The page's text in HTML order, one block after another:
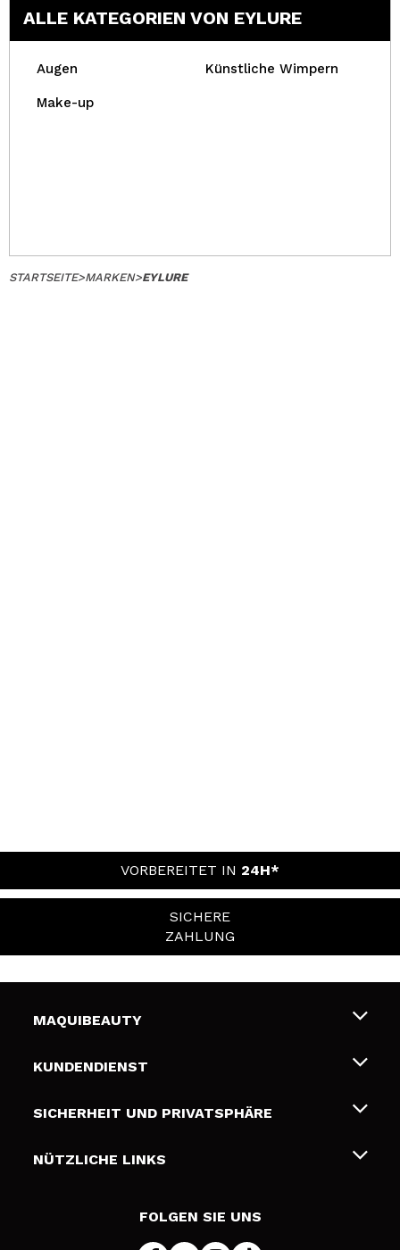
ALLE KATEGORIEN VON EYLURE
Augen Künstliche Wimpern
Make-up
STARTSEITE>MARKEN>EYLURE
VORBEREITET IN 24H*
SICHERE
ZAHLUNG
MAQUIBEAUTY
Über uns
Geschenkkarten
KUNDENDIENST
Liefer- und Versandkosten
Zahlung
SICHERHEIT UND PRIVATSPHÄRE
Bedingungen und Datenschutz
NÜTZLICHE LINKS
FOLGEN SIE UNS